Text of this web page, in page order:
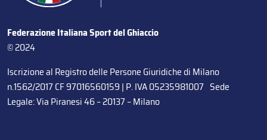
Federazione Italiana Sport del Ghiaccio
© 2024
Iscrizione al Registro delle Persone Giuridiche di Milano
n.1562/2017 CF 97016560159 | P. IVA 05235981007 Sede
Legale: Via Piranesi 46 – 20137 – Milano